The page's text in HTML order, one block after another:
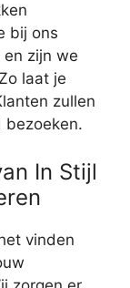
bij ons
zijn we
laat je
zullen
bezoeken.
In Stijl
vinden